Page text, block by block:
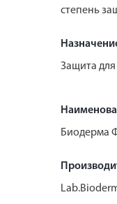
степень
Защита
Биодерма